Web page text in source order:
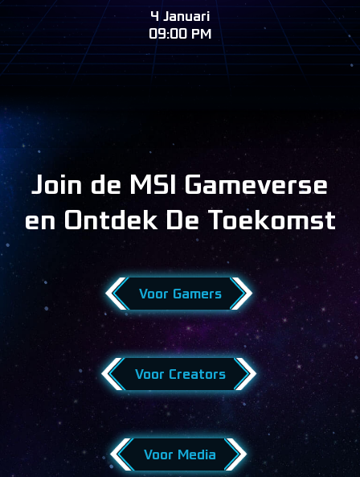
4 Januari
09:00 PM
Join de MSI Gameverse
en Ontdek De Toekomst
Voor Gamers
Voor Creators
Voor Media